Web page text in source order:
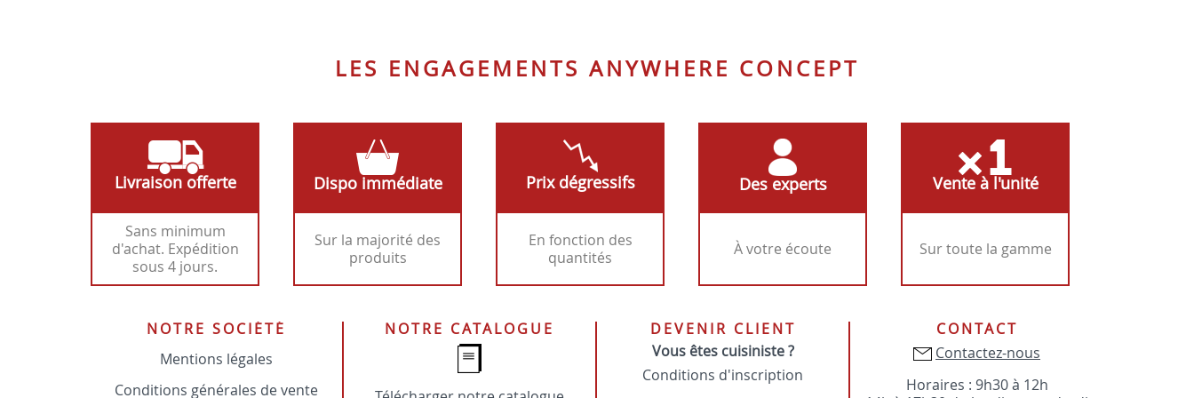
LES ENGAGEMENTS ANYWHERE CONCEPT
Livraison offerte
Sans minimum
d'achat. Expédition
sous 4 jours.
Dispo immédiate
Sur la majorité des
produits
Prix dégressifs
En fonction des
quantités
Des experts
À votre écoute
Vente à l'unité
Sur toute la gamme
NOTRE SOCIÉTÉ
Mentions légales
Conditions générales de vente
NOTRE CATALOGUE
DEVENIR CLIENT
Vous êtes cuisiniste ?
Conditions d'inscription
CONTACT
Contactez-nous
Horaires : 9h30 à 12h